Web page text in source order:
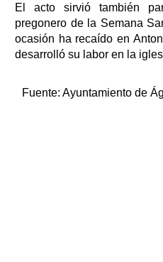
El acto sirvió también
pregonero de la Semana
ocasión ha recaído en
desarrolló su labor en la
Fuente: Ayuntamiento de